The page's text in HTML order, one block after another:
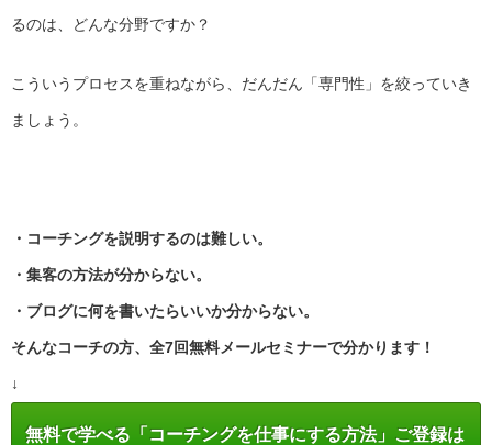
るのは、どんな分野ですか？
こういうプロセスを重ねながら、だんだん「専門性」を絞っていき
ましょう。
・コーチングを説明するのは難しい。
・集客の方法が分からない。
・ブログに何を書いたらいいか分からない。
そんなコーチの方、全7回無料メールセミナーで分かります！
↓
無料で学べる「コーチングを仕事にする方法」ご登録は